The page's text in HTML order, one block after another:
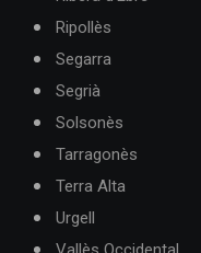
Ripollès
Segarra
Segrià
Solsonès
Tarragonès
Terra Alta
Urgell